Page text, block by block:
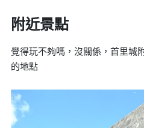
附近景點
覺得玩不夠嗎，沒關係，首里城
的地點